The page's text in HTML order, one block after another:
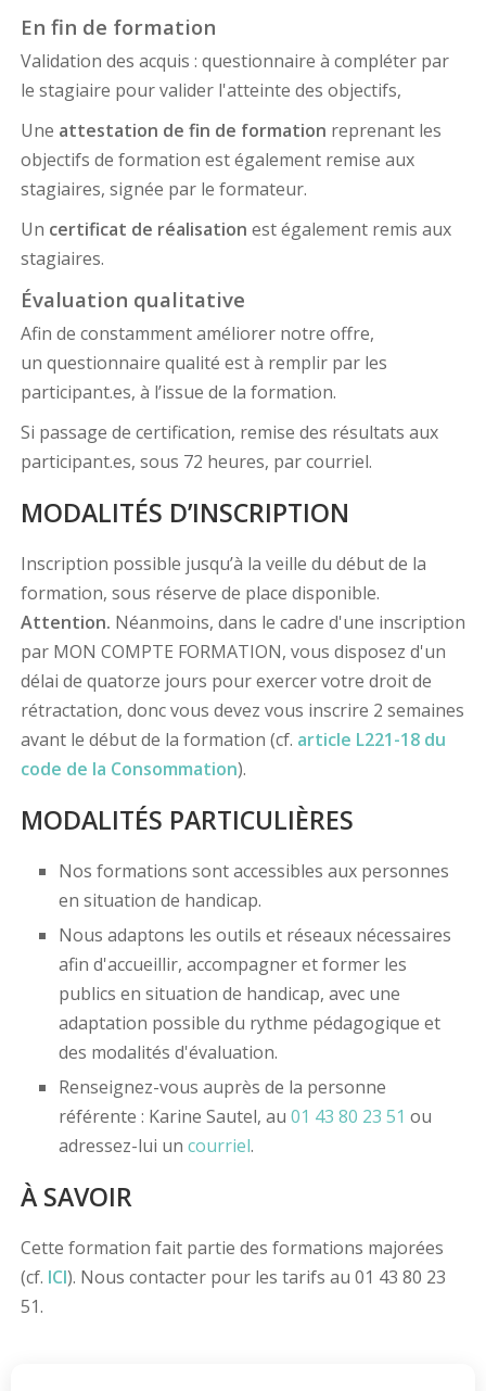
En fin de formation
Validation des acquis : questionnaire à compléter par
le stagiaire pour valider l'atteinte des objectifs,
Une attestation de fin de formation reprenant les
objectifs de formation est également remise aux
stagiaires, signée par le formateur.
Un certificat de réalisation est également remis aux
stagiaires.
Évaluation qualitative
Afin de constamment améliorer notre offre,
un questionnaire qualité est à remplir par les
participant.es, à l’issue de la formation.
Si passage de certification, remise des résultats aux
participant.es, sous 72 heures, par courriel.
MODALITÉS D’INSCRIPTION
Inscription possible jusqu’à la veille du début de la
formation, sous réserve de place disponible.
Attention. Néanmoins, dans le cadre d'une inscription
par MON COMPTE FORMATION, vous disposez d'un
délai de quatorze jours pour exercer votre droit de
rétractation, donc vous devez vous inscrire 2 semaines
avant le début de la formation (cf. article L221-18 du
code de la Consommation).
MODALITÉS PARTICULIÈRES
Nos formations sont accessibles aux personnes
en situation de handicap.
Nous adaptons les outils et réseaux nécessaires
afin d'accueillir, accompagner et former les
publics en situation de handicap, avec une
adaptation possible du rythme pédagogique et
des modalités d'évaluation.
Renseignez-vous auprès de la personne
référente : Karine Sautel, au 01 43 80 23 51 ou
adressez-lui un courriel.
À SAVOIR
Cette formation fait partie des formations majorées
(cf. ICI). Nous contacter pour les tarifs au 01 43 80 23
51.